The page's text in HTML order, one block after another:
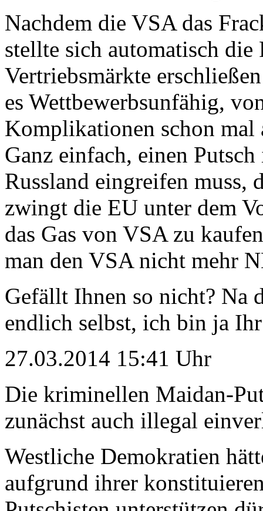
Nachdem die VSA das
stellte sich automatisch die
Vertriebsmärkte
es Wettbewerbsunfähig,
Komplikationen schon mal
Ganz einfach, einen
Russland eingreifen muss,
zwingt die EU unter dem
das Gas von VSA zu
man den VSA nicht mehr
Gefällt Ihnen so nicht? Na
endlich selbst, ich bin ja
27.03.2014 15:41 Uhr
Die kriminellen Maidan-
zunächst auch illegal
Westliche Demokratien
aufgrund ihrer